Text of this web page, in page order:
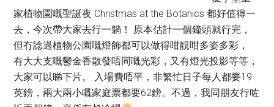
家植物園嘅聖誕夜 Christmas at the Botanics 都好值得一
去，今次帶大家去行一躺！ 原本估計一個鐘頭就行完，
但冇諗過植物公園嘅燈飾都可以做得咁靚咁多姿多彩，
有大大支嘅鬱金香散發唔同嘅光彩，又有燈光投影等等，
大家可以睇下片。 入場費唔平，非繁忙日子每人都要19
英鎊，兩大兩小嘅家庭票都要62鎊。不過，我同朋友行咗